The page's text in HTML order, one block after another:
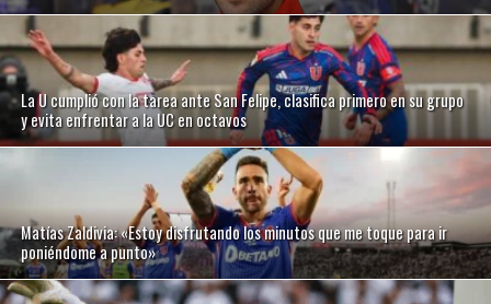
La U cumplió con la tarea ante San Felipe, clasifica primero en su grupo
y evita enfrentar a la UC en octavos
Matías Zaldivia: «Estoy disfrutando los minutos que me toque para ir
poniéndome a punto»